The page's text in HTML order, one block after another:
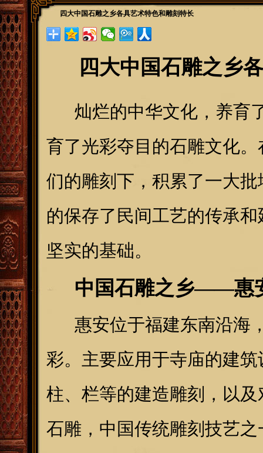
四大中国石雕之乡各具艺术特色和雕刻特长
四大中国石雕之乡
灿烂的中华文化，养育
育了光彩夺目的石雕文化
们的雕刻下，积累了一大
的保存了民间工艺的传承
坚实的基础。
中国石雕之乡——惠
惠安位于福建东南沿海
彩。主要应用于寺庙的建
柱、栏等的建造雕刻，以
石雕，中国传统雕刻技艺